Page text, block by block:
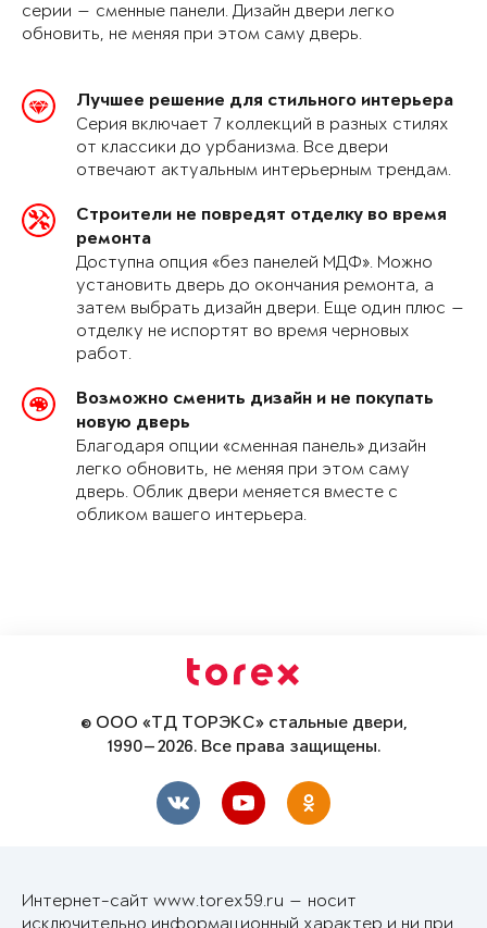
серии — сменные панели. Дизайн двери легко
обновить, не меняя при этом саму дверь.
Лучшее решение для стильного интерьера
Серия включает 7 коллекций в разных стилях
от классики до урбанизма. Все двери
отвечают актуальным интерьерным трендам.
Строители не повредят отделку во время
ремонта
Доступна опция «без панелей МДФ». Можно
установить дверь до окончания ремонта, а
затем выбрать дизайн двери. Еще один плюс —
отделку не испортят во время черновых
работ.
Возможно сменить дизайн и не покупать
новую дверь
Благодаря опции «сменная панель» дизайн
легко обновить, не меняя при этом саму
дверь. Облик двери меняется вместе с
обликом вашего интерьера.
© ООО «ТД ТОРЭКС» стальные двери,
1990—2026. Все права защищены.
Интернет-сайт www.torex59.ru — носит